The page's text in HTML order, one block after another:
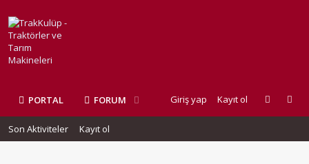
PORTAL FORUM Giriş yap Kayıt ol
Son Aktiviteler Kayıt ol